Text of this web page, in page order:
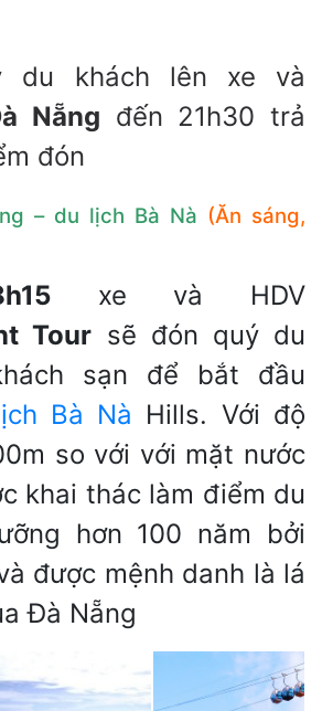
du khách lên xe và
Nẵng đến 21h30 trả
đón
– du lịch Bà Nà (Ăn sáng,
xe và HDV
Tour sẽ đón quý du
sạn để bắt đầu
Bà Nà Hills. Với độ
so với với mặt nước
khai thác làm điểm du
hơn 100 năm bởi
được mệnh danh là lá
Đà Nẵng